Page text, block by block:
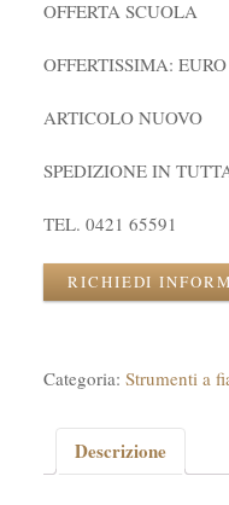
OFFERTA SCUOLA
OFFERTISSIMA:
ARTICOLO NUOVO
SPEDIZIONE IN
TEL. 0421 65591
RICHIEDI
Categoria: Strumenti a
Descrizione